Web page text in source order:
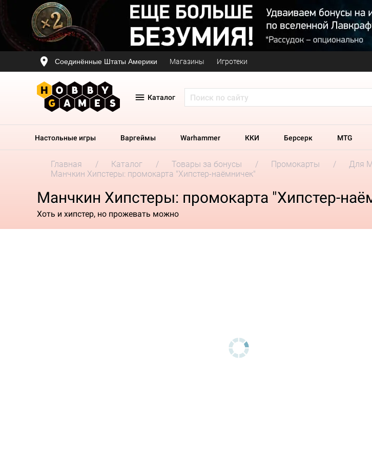
Соединённые Штаты Америки Магазины Игротеки
Каталог
Настольные игры Варгеймы Warhammer ККИ Берсерк MTG
Главная Каталог Товары за бонусы Промокарты
Для
Манчкин Хипстеры: промокарта "Хипстер-наёмничек"
Манчкин Хипстеры: промокарта "Хипстер-
Хоть и хипстер, но прожевать можно